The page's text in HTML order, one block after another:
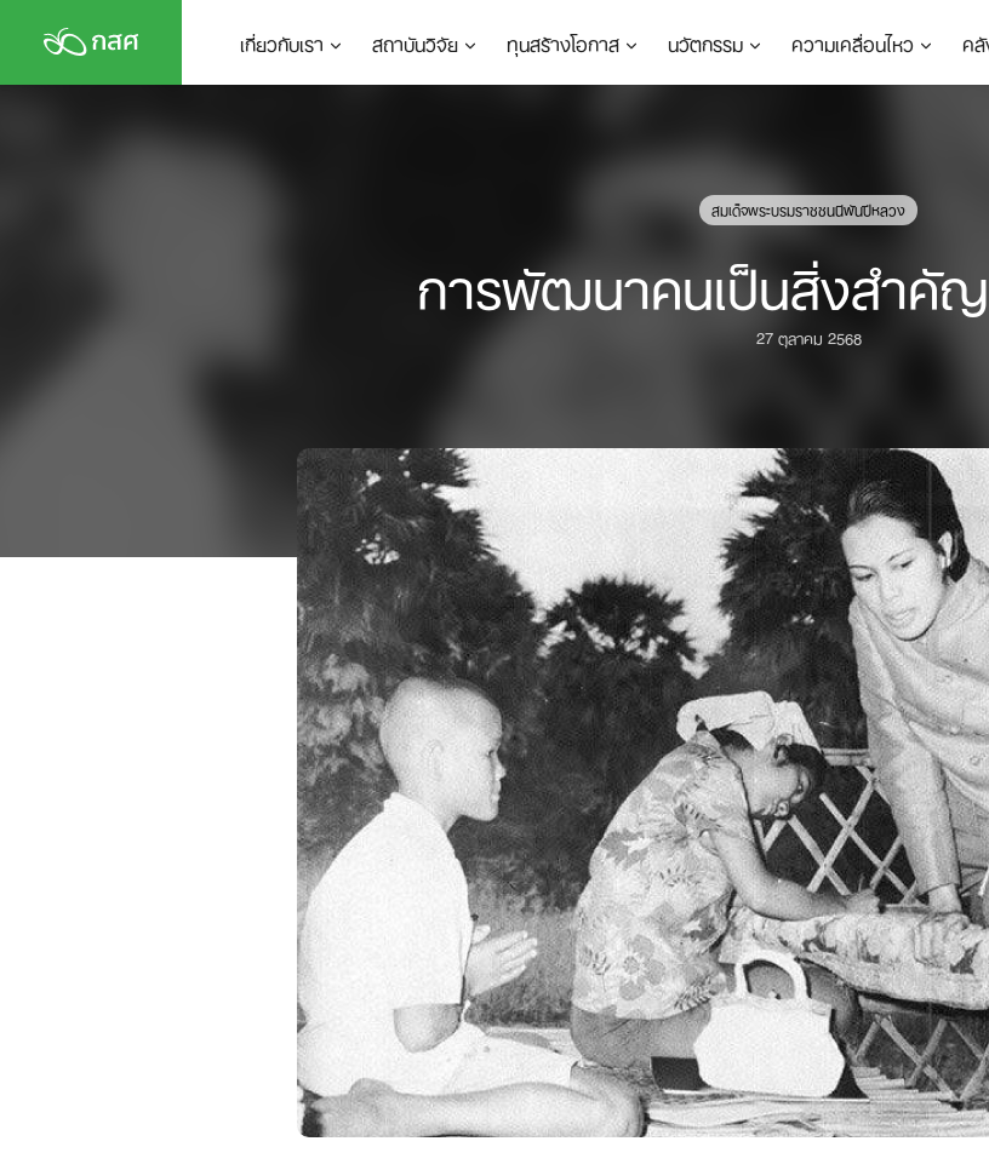
content
เกี่ยวกับเรา สถาบันวิจัย ทุนสร้างโอกาส นวัตกรรม ความเคลื่อนไหว ค
สมเด็จพระบรมราชชนนีพันปีหลวง
การพัฒนาคนเป็นสิ่งสำคั
27 ตุลาคม 2568